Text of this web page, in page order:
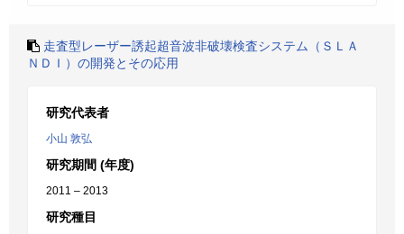
走査型レーザー誘起超音波非破壊検査システム（ＳＬＡ
ＮＤＩ）の開発とその応用
研究代表者
小山 敦弘
研究期間 (年度)
2011 – 2013
研究種目